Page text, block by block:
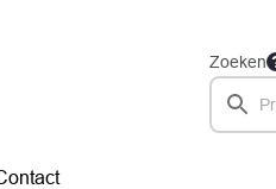
Zoeken